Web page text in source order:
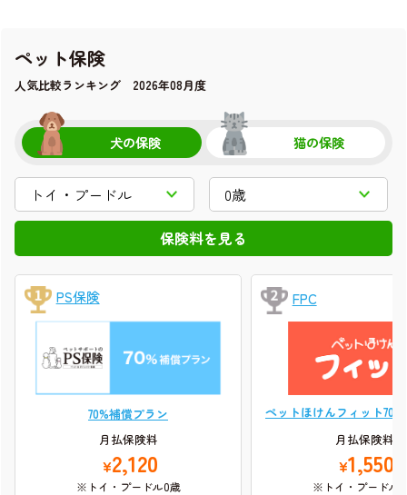
ペット保険
人気比較ランキング 2026年08月度
犬の保険 猫の保険
PS保険
70%補償プラン
月払保険料
¥2,120
※トイ・プードル0歳
FPC
ペットほけんフィット
月払保険料
¥1,550
※トイ・プードル